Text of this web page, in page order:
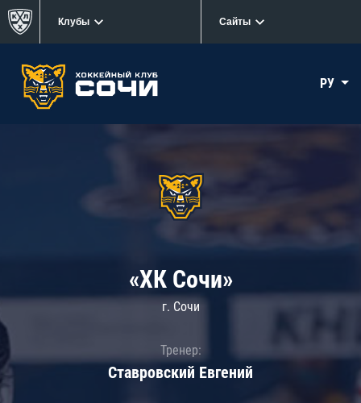
Клубы Сайты
РУ
«ХК Сочи»
г. Сочи
Тренер:
Ставровский Евгений